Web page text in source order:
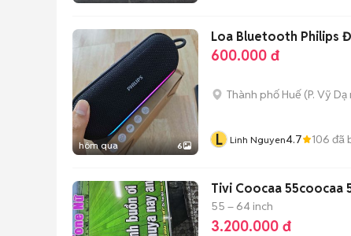
hôm qua 6
Loa Bluetooth Philips
600.000 đ
Thành phố Huế (P. Vỹ Dạ
L Linh Nguyen4.7 106 đã
Tivi Coocaa 55coocaa
55 – 64 inch
3.200.000 đ